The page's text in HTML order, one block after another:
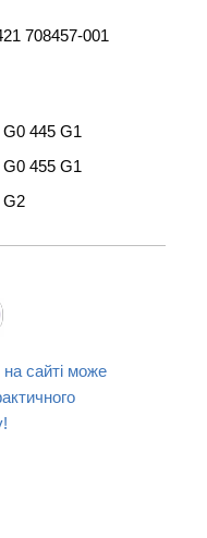
708457-001
445 G1
455 G1
G2
сайті може